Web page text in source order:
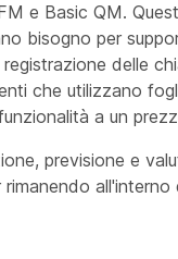
e Basic QM.
bisogno per
delle
che utilizzano
a un
previsione e